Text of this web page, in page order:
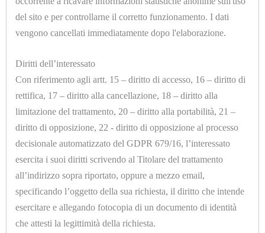
CONTROLLI
LIVELLO
VISIVI
AUTOMATICI
CORTECHI
IN
VITON
ELETTROVALVOLE
U1012
FLANELLA POLIESTERE SP.=3mm. H.=1500mm.
del sito e per controllarne il corretto funzionamento. I dati
vengono cancellati immediatamente dopo l'elaborazione.
Diritti dell’interessato
Con riferimento agli artt. 15 – diritto di accesso, 16 – diritto di
rettifica, 17 – diritto alla cancellazione, 18 – diritto alla
limitazione del trattamento, 20 – diritto alla portabilità, 21 –
diritto di opposizione, 22 - diritto di opposizione al processo
decisionale automatizzato del GDPR 679/16, l’interessato
esercita i suoi diritti scrivendo al Titolare del trattamento
all’indirizzo sopra riportato, oppure a mezzo email,
specificando l’oggetto della sua richiesta, il diritto che intende
esercitare e allegando fotocopia di un documento di identità
che attesti la legittimità della richiesta.